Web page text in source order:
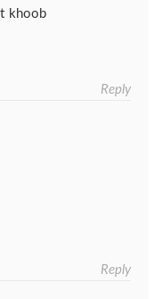
khoob
Reply
Reply